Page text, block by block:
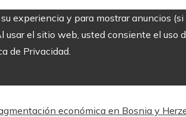
experiencia y para mostrar anuncios
el sitio web, usted consiente el
de Privacidad.
económica en Bosnia y